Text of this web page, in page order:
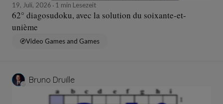
19, Juli, 2026 1 min Lesezeit
62° diagosudoku, avec la solution du soixante-et-
unième
Video Games and Games
Bruno Druille